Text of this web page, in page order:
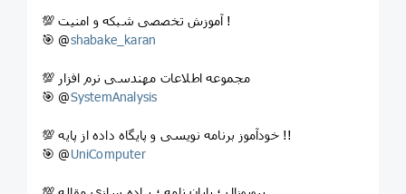
💯 آموزش تخصصی شبکه و امنیت !
🎯 @shabake_karan
💯 مجموعه اطلاعات مهندسی نرم افزار
🎯 @SystemAnalysis
💯 خودآموز برنامه نویسی و پایگاه داده از پایه !!
🎯 @UniComputer